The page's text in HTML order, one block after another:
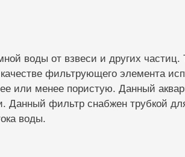
воды от взвеси и других частиц.
фильтрующего элемента
или менее пористую. Данный
Данный фильтр снабжен трубкой
воды.